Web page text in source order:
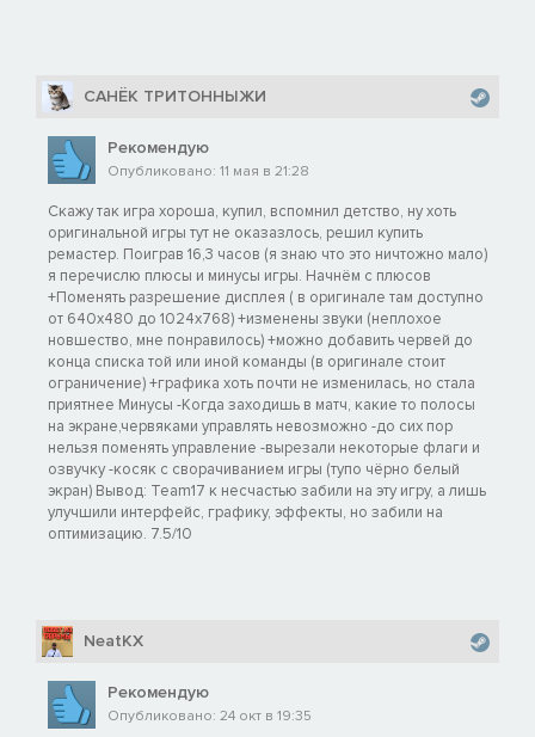
САНЁК ТРИТОННЫЖИ
Рекомендую
Опубликовано: 11 мая в 21:28
Скажу так игра хороша, купил, вспомнил детство, ну хоть
оригинальной игры тут не оказазлось, решил купить
ремастер. Поиграв 16,3 часов (я знаю что это ничтожно мало)
я перечислю плюсы и минусы игры. Начнём с плюсов
+Поменять разрешение дисплея ( в оригинале там доступно
от 640х480 до 1024х768) +изменены звуки (неплохое
новшество, мне понравилось) +можно добавить червей до
конца списка той или иной команды (в оригинале стоит
ограничение) +графика хоть почти не изменилась, но стала
приятнее Минусы -Когда заходишь в матч, какие то полосы
на экране,червяками управлять невозможно -до сих пор
нельзя поменять управление -вырезали некоторые флаги и
озвучку -косяк с сворачиванием игры (тупо чёрно белый
экран) Вывод: Team17 к несчастью забили на эту игру, а лишь
улучшили интерфейс, графику, эффекты, но забили на
оптимизацию. 7.5/10
NeatKX
Рекомендую
Опубликовано: 24 окт в 19:35